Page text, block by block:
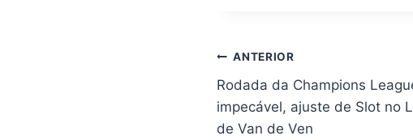
Navegação
de
Post
ANTERIOR
Rodada da Champions
impecável, ajuste de Slot no
de Van de Ven